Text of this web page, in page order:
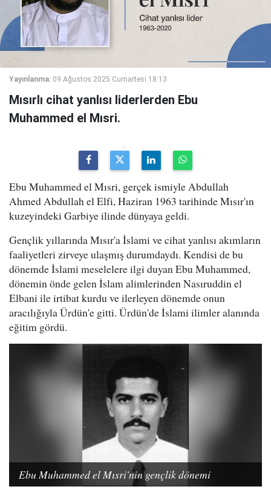
Yayınlanma: 09 Ağustos 2025 Cumartesi 18:13
Mısırlı cihat yanlısı liderlerden Ebu
Muhammed el Mısri.
Ebu Muhammed el Mısri, gerçek ismiyle Abdullah
Ahmed Abdullah el Elfi, Haziran 1963 tarihinde Mısır'ın
kuzeyindeki Garbiye ilinde dünyaya geldi.
Gençlik yıllarında Mısır'a İslami ve cihat yanlısı akımların
faaliyetleri zirveye ulaşmış durumdaydı. Kendisi de bu
dönemde İslami meselelere ilgi duyan Ebu Muhammed,
dönemin önde gelen İslam alimlerinden Nasıruddin el
Elbani ile irtibat kurdu ve ilerleyen dönemde onun
aracılığıyla Ürdün'e gitti. Ürdün'de İslami ilimler alanında
eğitim gördü.
Ebu Muhammed el Mısri'nin gençlik dönemi